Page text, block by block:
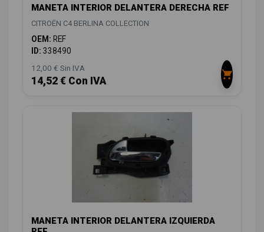
MANETA INTERIOR DELANTERA DERECHA REF
CITROËN C4 BERLINA COLLECTION
OEM: REF
ID: 338490
12,00 € Sin IVA
14,52 € Con IVA
MANETA INTERIOR DELANTERA IZQUIERDA